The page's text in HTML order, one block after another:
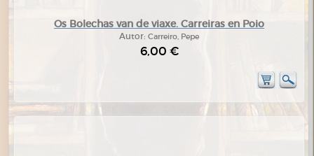
Os Bolechas van de viaxe. Carreiras en Poio
Autor: Carreiro, Pepe
6,00 €